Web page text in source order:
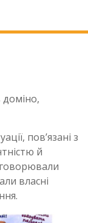
доміно,
пов’язані з
й
власні